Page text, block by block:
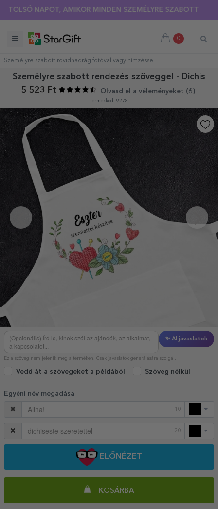
NAPOT, AMIKOR MINDEN SZEMÉLYRE SZABOTT PÓLÓRA
0
Személyre szabott rövidnadrág fotóval vagy hímzéssel
Személyre szabott rendezés szöveggel - Dichis
5 523 Ft
Olvasd el a véleményeket (6 )
Termékkód: 9278
✨ AI javaslatok
Ez a szöveg nem jelenik meg a terméken. Csak javaslatok generálására szolgál.
Vedd át a szövegeket a példából Szöveg nélkül
Egyéni név megadása
10
20
ELŐNÉZET
KOSÁRBA